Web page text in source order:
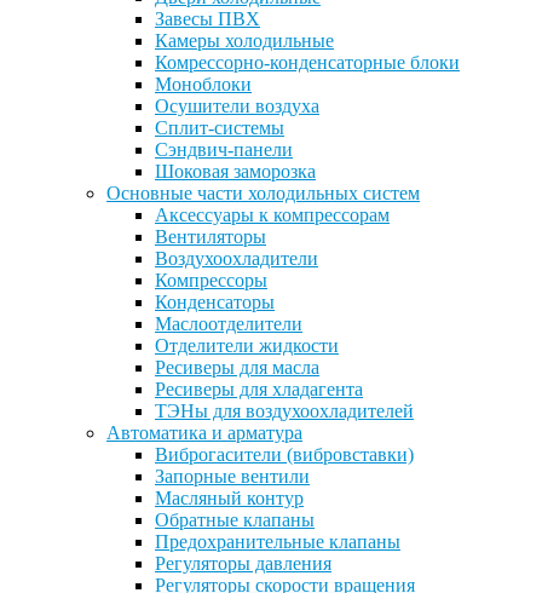
Завесы ПВХ
Камеры холодильные
Комрессорно-конденсаторные блоки
Моноблоки
Осушители воздуха
Сплит-системы
Сэндвич-панели
Шоковая заморозка
Основные части холодильных систем
Аксессуары к компрессорам
Вентиляторы
Воздухоохладители
Компрессоры
Конденсаторы
Маслоотделители
Отделители жидкости
Ресиверы для масла
Ресиверы для хладагента
ТЭНы для воздухоохладителей
Автоматика и арматура
Виброгасители (вибровставки)
Запорные вентили
Масляный контур
Обратные клапаны
Предохранительные клапаны
Регуляторы давления
Регуляторы скорости вращения